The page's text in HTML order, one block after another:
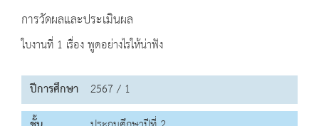
การวัดผลและประเมินผล
ใบงานที่ 1 เรื่อง พูดอย่างไรให้น่าฟัง
ปีการศึกษา 2567 / 1